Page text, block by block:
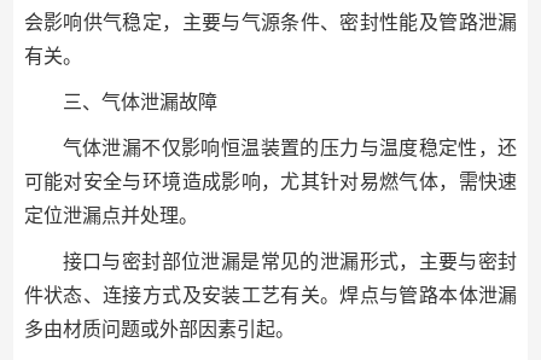
会影响供气稳定，主要与气源条件、密封性能及管路泄漏
有关。
三、气体泄漏故障
气体泄漏不仅影响恒温装置的压力与温度稳定性，还
可能对安全与环境造成影响，尤其针对易燃气体，需快速
定位泄漏点并处理。
接口与密封部位泄漏是常见的泄漏形式，主要与密封
件状态、连接方式及安装工艺有关。焊点与管路本体泄漏
多由材质问题或外部因素引起。